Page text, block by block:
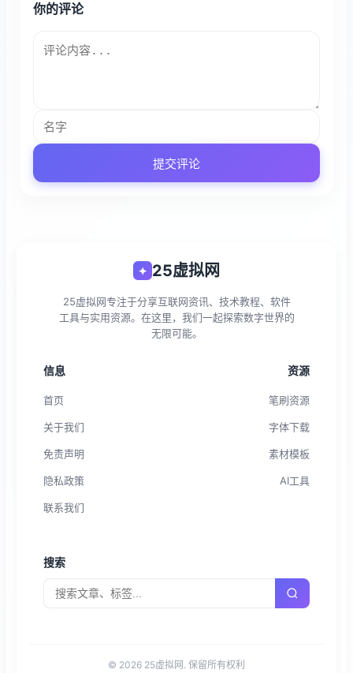
你的评论
提交评论
✦ 25虚拟网
25虚拟网专注于分享互联网资讯、技术教程、软件
工具与实用资源。在这里，我们一起探索数字世界的
无限可能。
信息
首页
关于我们
免责声明
隐私政策
联系我们
资源
笔刷资源
字体下载
素材模板
AI工具
搜索
© 2026 25虚拟网. 保留所有权利